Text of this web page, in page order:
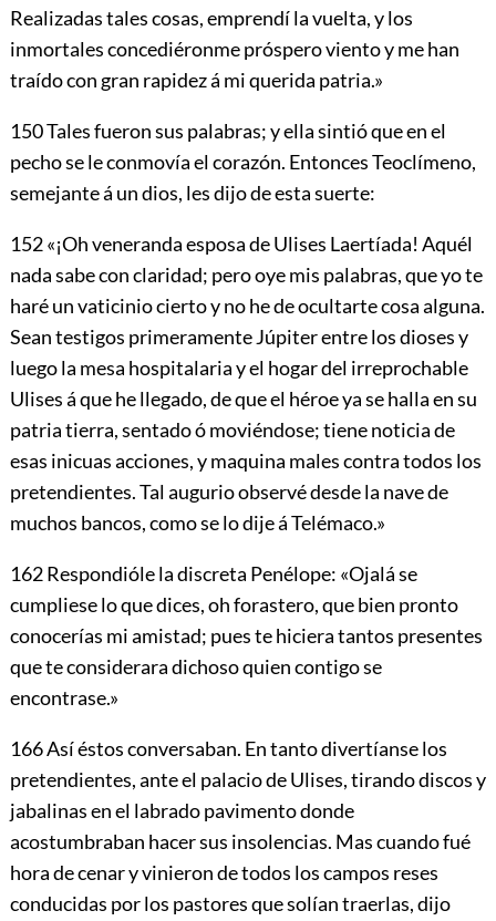
Realizadas tales cosas, emprendí la vuelta, y los
inmortales concediéronme próspero viento y me han
traído con gran rapidez á mi querida patria.»
150Tales fueron sus palabras; y ella sintió que en el
pecho se le conmovía el corazón. Entonces Teoclímeno,
semejante á un dios, les dijo de esta suerte:
152«¡Oh veneranda esposa de Ulises Laertíada! Aquél
nada sabe con claridad; pero oye mis palabras, que yo te
haré un vaticiniocierto y no he de ocultarte cosa alguna.
Sean testigos primeramente Júpiter entre los dioses y
luego la mesa hospitalaria y el hogar del irreprochable
Ulises á que he llegado, de que el héroe ya se halla en su
patria tierra, sentado ó moviéndose; tiene noticia de
esas inicuas acciones, y maquina males contra todos los
pretendientes. Tal augurio observé desde la nave de
muchos bancos, como se lo dije á Telémaco.»
162Respondióle la discreta Penélope: «Ojalá se
cumpliese lo que dices, oh forastero, que bien pronto
conocerías mi amistad; pues te hiciera tantos presentes
que te considerara dichoso quien contigo se
encontrase.»
166Así éstos conversaban. En tanto divertíanse los
pretendientes, ante el palacio de Ulises, tirando discos y
jabalinas en el labrado pavimento donde
acostumbraban hacer sus insolencias. Mas cuando fué
hora de cenar y vinieron de todos los campos reses
conducidas por los pastores que solían traerlas, dijo